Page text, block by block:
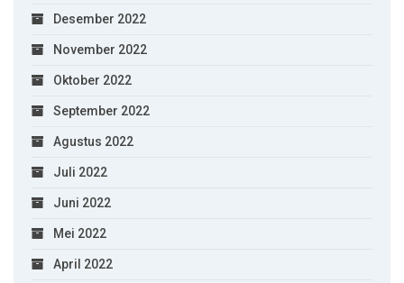
Desember 2022
November 2022
Oktober 2022
September 2022
Agustus 2022
Juli 2022
Juni 2022
Mei 2022
April 2022